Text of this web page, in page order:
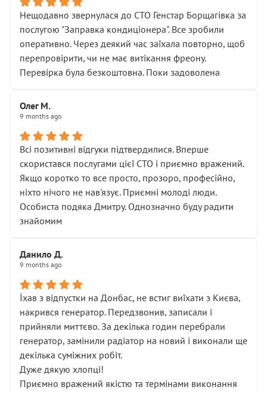
Нещодавно звернулася до СТО Генстар Борщагівка за
послугою "Заправка кондиціонера". Все зробили
оперативно. Через деякий час заїхала повторно, щоб
перепровірити, чи не має витікання фреону.
Перевірка була безкоштовна. Поки задоволена
Олег М.
9 months ago
Всі позитивні відгуки підтвердилися. Вперше
скористався послугами цієї СТО і приємно вражений.
Якщо коротко то все просто, прозоро, професійно,
ніхто нічого не нав'язує. Приємні молоді люди.
Особиста подяка Дмитру. Однозначно буду радити
знайомим
Данило Д.
9 months ago
Їхав з відпустки на Донбас, не встиг виїхати з Києва,
накрився генератор. Передзвонив, записали і
прийняли миттєво. За декілька годин перебрали
генератор, замінили радіатор на новий і виконали ще
декілька суміжних робіт.
Дуже дякую хлопці!
Приємно вражений якістю та термінами виконання